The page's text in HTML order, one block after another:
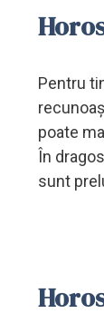
Pentru
poate
În
sunt